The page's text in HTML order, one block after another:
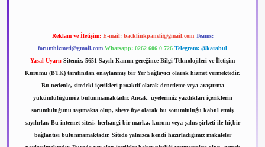
Reklam ve İletişim: E-mail: backlinkpaneli@gmail.com Teams:
forumhizmeti@gmail.com Whatsapp: 0262 606 0 726 Telegram: @karabul
Yasal Uyarı: Sitemiz, 5651 Sayılı Kanun gereğince Bilgi Teknolojileri ve İletişim
Kurumu (BTK) tarafından onaylanmış bir Yer Sağlayıcı olarak hizmet vermektedir.
Bu nedenle, sitedeki içerikleri proaktif olarak denetleme veya araştırma
yükümlülüğümüz bulunmamaktadır. Ancak, üyelerimiz yazdıkları içeriklerin
sorumluluğunu taşımakta olup, siteye üye olarak bu sorumluluğu kabul etmiş
sayılırlar. Bu internet sitesi, herhangi bir marka, kurum veya şahıs şirketi ile hiçbir
bağlantısı bulunmamaktadır. Sitede yalnızca kendi hazırladığımız makaleler